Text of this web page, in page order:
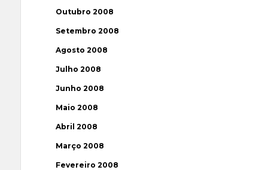
Outubro 2008
Setembro 2008
Agosto 2008
Julho 2008
Junho 2008
Maio 2008
Abril 2008
Março 2008
Fevereiro 2008